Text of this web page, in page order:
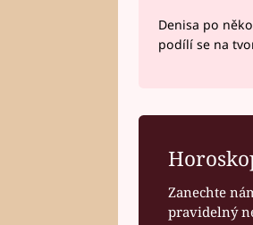
Denisa po
podílí se na
Zanechte
pravidelný